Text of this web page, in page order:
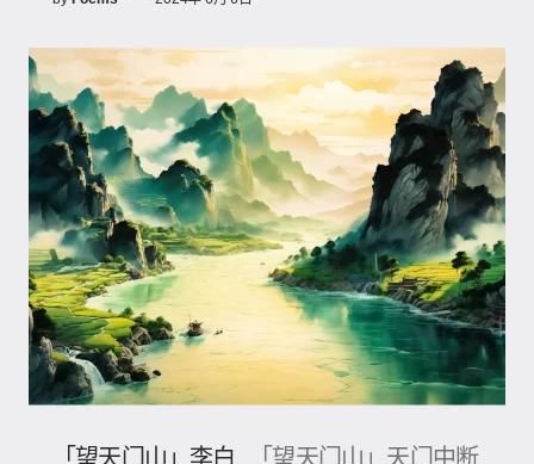
「望天门山」李白
「望天门山」天门中断